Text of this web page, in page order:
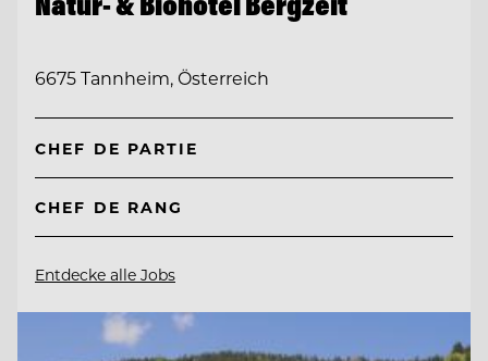
6675 Tannheim, Österreich
CHEF DE PARTIE
CHEF DE RANG
Entdecke alle Jobs